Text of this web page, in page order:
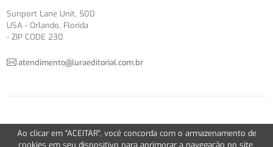
Sunport Lane Unit, 500
USA - Orlando, Florida
- ZIP CODE 230
atendimento@luraeditorial.com.br
© Copyright 2012-2026 -Política de Privacidade
Version 2.5.1
Ao clicar em "ACEITAR", você concorda com o armazenamento de
cookies em seu dispositivo para aprimorar a navegação no site,